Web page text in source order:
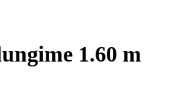
1.60 m